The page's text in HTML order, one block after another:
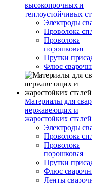
высокопрочных и
теплоустойчивых
Электроды
Проволока
Проволока
порошковая
Прутки
Флюс
Материалы для
нержавеющих и
жаростойких сталей
Электроды
Проволока
Проволока
порошковая
Прутки
Флюс
Ленты